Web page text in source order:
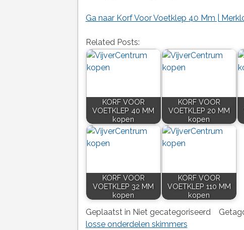
Ga naar Korf Voor Voetklep 40 Mm |
Related Posts:
KORF VOOR
VOETKLEP 40 MM
kopen
KORF VOOR
VOETKLEP 20 MM
kopen
KORF VOOR
VOETKLEP 32 MM
kopen
KORF VOOR
VOETKLEP 110 MM
kopen
Geplaatst in Niet gecategoriseerd
losse onderdelen skimmers